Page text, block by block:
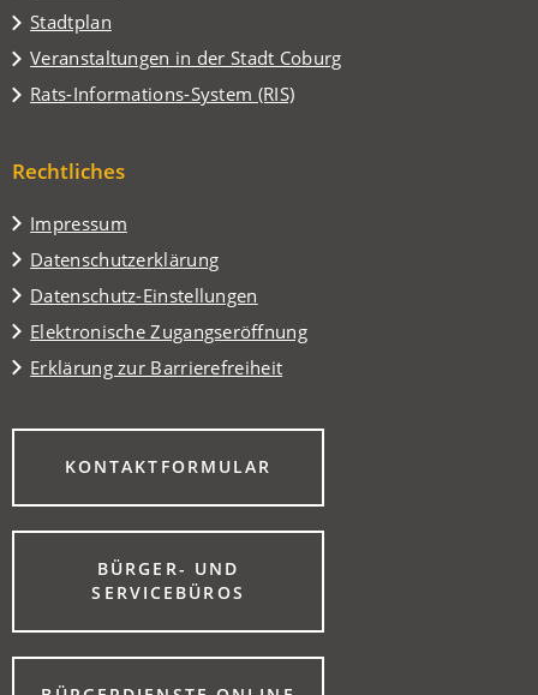
Stadtplan
(Öffnet
in
einem
neuen
Veranstaltungen in der Stadt Coburg
(Öffnet
in
einem
Tab)
Rats-Informations-System (RIS)
(Öffnet
neuen
Rechtliches
Impressum
Datenschutzerklärung
Datenschutz-Einstellungen
Elektronische Zugangseröffnung
Erklärung zur Barrierefreiheit
KONTAKTFORMULAR
(ÖFFNET
EINEM
NEUEN
BÜRGER- UND
SERVICEBÜROS
(ÖFFNET
EINEM
NEUEN
TAB)